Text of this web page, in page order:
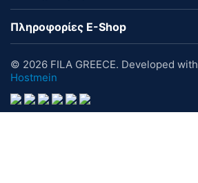
Πληροφορίες E-Shop
© 2026 FILA GREECE. Developed with
Hostmein